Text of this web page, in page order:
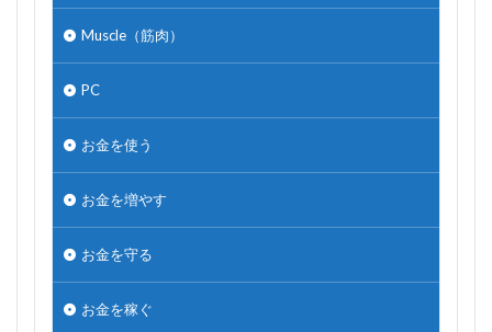
Muscle（筋肉）
PC
お金を使う
お金を増やす
お金を守る
お金を稼ぐ